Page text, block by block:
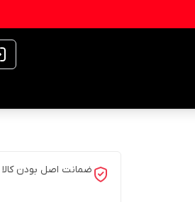
ضمانت اصل بودن کالا